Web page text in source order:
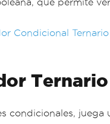
que permite
Condicional
Ternario
condicionales,